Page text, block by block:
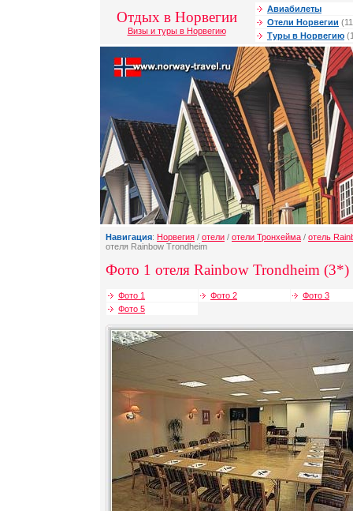
Отдых в Норвегии
Визы и туры в Норвегию
Авиабилеты
Отели Норвегии
Туры в Норвегию
Навигация: Норвегия / отели / отели Тронхейма / отель
отеля Rainbow Trondheim
Фото 1 отеля Rainbow Trondheim (3*)
Фото 1 Фото 2
Фото 3
Фото 5